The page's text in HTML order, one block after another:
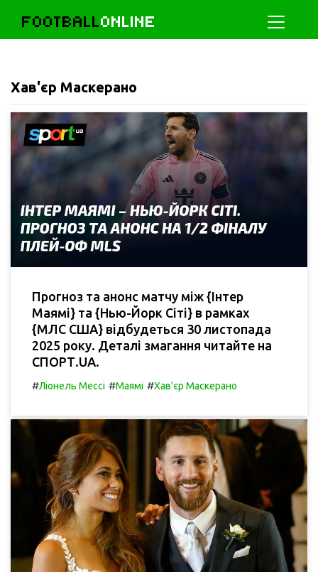
FOOTBALLONLINE
Хав'єр Маскерано
Прогноз та анонс матчу між {Інтер
Маямі} та {Нью-Йорк Сіті} в рамках
{МЛС США} відбудеться 30 листопада
2025 року. Деталі змагання читайте на
СПОРТ.UA.
#Ліонель Мессі #Маямі #Хав'єр Маскерано